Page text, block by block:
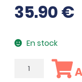
35.90€
En stock
quantité